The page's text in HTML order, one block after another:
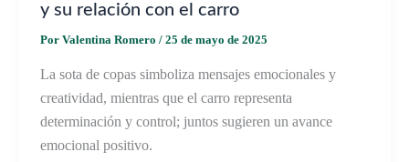
y su relación con el carro
Por Valentina Romero / 25 de mayo de 2025
La sota de copas simboliza mensajes emocionales y
creatividad, mientras que el carro representa
determinación y control; juntos sugieren un avance
emocional positivo.